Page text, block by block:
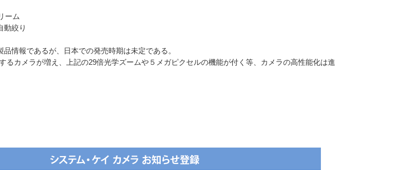
ーム
動絞り
品情報であるが、日本での発売時期は未定である。
るカメラが増え、上記の29倍光学ズームや５メガピクセルの機能が付く等、カメラの高性能化は進